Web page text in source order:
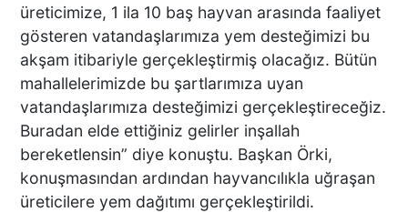
SAATLERCE BEKLEDİ
DENİZLİ’DE CAN PAZARI 1
ÖLÜ 4 YARALI!
Kaza Kazayı Getirdi
üreticimize, 1 ila 10 baş hayvan arasında faaliyet
gösteren vatandaşlarımıza yem desteğimizi bu
akşam itibariyle gerçekleştirmiş olacağız. Bütün
mahallelerimizde bu şartlarımıza uyan
vatandaşlarımıza desteğimizi gerçekleştireceğiz.
Buradan elde ettiğiniz gelirler inşallah
bereketlensin” diye konuştu. Başkan Örki,
konuşmasından ardından hayvancılıkla uğraşan
üreticilere yem dağıtımı gerçekleştirildi.